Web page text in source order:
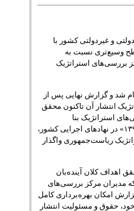
دولتی و غیردولتی کشور با
وسیع‌تری نسبت به
شده است. حامی اصلی «آینده‌پژوهی ایران ۱۳۹۶» مرکز بررسی‌های استراتژیک
«آینده‌پژوهی ایران ۱۳۹۶» توسط آینده‌بان در ایام نوروز ۱۳۹۶ انجام شد و گزارش نهایی پس از
انتشار آن تاکنون محقق
استراتژیک بنا
به‌درخواست این مرکز، به‌منظور بهره‌گیری بهتر از نتایج «آینده‌پژوهی ایران ۱۳۹۶» در نهادهای اجرایی کشور،
ریاست‌جمهوری واگذار
اهداف کلان آینده‌بان
که مدیران مرکز بررسی‌های
امکان بهره‌برداری کامل
حقوق و مسئولیت انتشار